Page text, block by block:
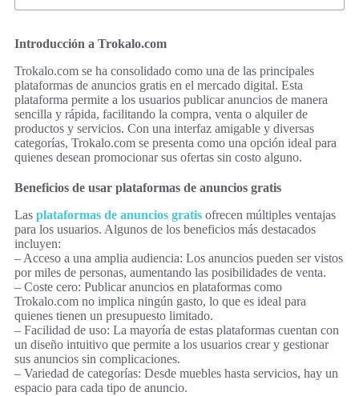
Introducción a Trokalo.com
Trokalo.com se ha consolidado como una de las principales
plataformas de anuncios gratis en el mercado digital. Esta
plataforma permite a los usuarios publicar anuncios de manera
sencilla y rápida, facilitando la compra, venta o alquiler de
productos y servicios. Con una interfaz amigable y diversas
categorías, Trokalo.com se presenta como una opción ideal para
quienes desean promocionar sus ofertas sin costo alguno.
Beneficios de usar plataformas de anuncios gratis
Las plataformas de anuncios gratis ofrecen múltiples ventajas
para los usuarios. Algunos de los beneficios más destacados
incluyen:
– Acceso a una amplia audiencia: Los anuncios pueden ser vistos
por miles de personas, aumentando las posibilidades de venta.
– Coste cero: Publicar anuncios en plataformas como
Trokalo.com no implica ningún gasto, lo que es ideal para
quienes tienen un presupuesto limitado.
– Facilidad de uso: La mayoría de estas plataformas cuentan con
un diseño intuitivo que permite a los usuarios crear y gestionar
sus anuncios sin complicaciones.
– Variedad de categorías: Desde muebles hasta servicios, hay un
espacio para cada tipo de anuncio.